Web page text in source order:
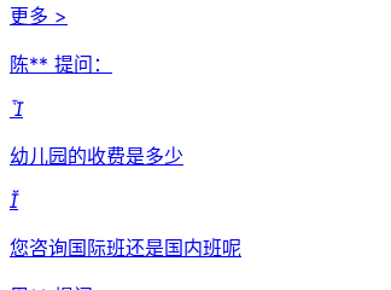
更多 >
陈** 提问：

幼儿园的收费是多少

您咨询国际班还是国内班呢